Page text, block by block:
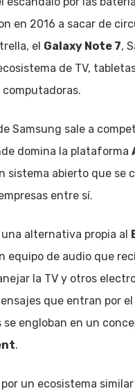
en 2016 a sacar de
el Galaxy Note 7,
de TV,
computadoras.
Samsung sale a
domina la plataforma
sistema abierto que se
entre sí.
alternativa propia al
equipo de audio que
la TV y otros
que entran por el
se engloban en un
.
un ecosistema